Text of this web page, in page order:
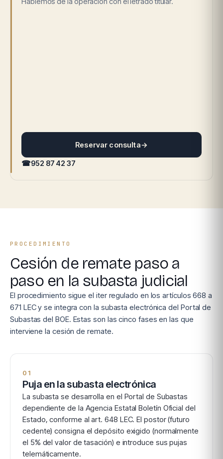
Reservar consulta→
☎952 87 42 37
PROCEDIMIENTO
Cesión de remate paso a
paso en la subasta judicial
El procedimiento sigue el iter regulado en los artículos 668 a
671 LEC y se integra con la subasta electrónica del Portal de
Subastas del BOE. Estas son las cinco fases en las que
interviene la cesión de remate.
01
Puja en la subasta electrónica
La subasta se desarrolla en el Portal de Subastas
dependiente de la Agencia Estatal Boletín Oficial del
Estado, conforme al art. 648 LEC. El postor (futuro
cedente) consigna el depósito exigido (normalmente
el 5% del valor de tasación) e introduce sus pujas
telemáticamente.